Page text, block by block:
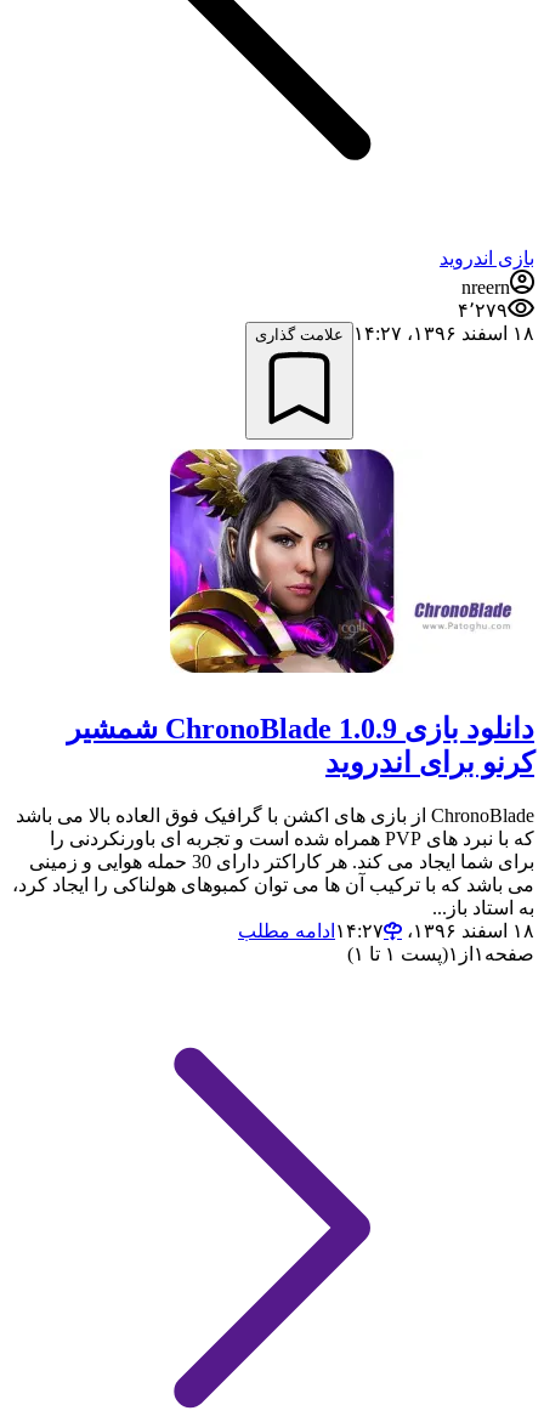
بازی اندروید
nreern
۴٬۲۷۹
۱۸ اسفند ۱۳۹۶،‏ ۱۴:۲۷
علامت گذاری
دانلود بازی ChronoBlade 1.0.9 شمشیر
کرنو برای اندروید
ChronoBlade از بازی های اکشن با گرافیک فوق العاده بالا می باشد
که با نبرد های PVP همراه شده است و تجربه ای باورنکردنی را
برای شما ایجاد می کند. هر کاراکتر دارای 30 حمله هوایی و زمینی
می باشد که با ترکیب آن ها می توان کمبوهای هولناکی را ایجاد کرد،
به استاد باز...
۱۸ اسفند ۱۳۹۶،‏ ۱۴:۲۷
ادامه مطلب
صفحه ۱ از ۱(پست ۱ تا ۱)